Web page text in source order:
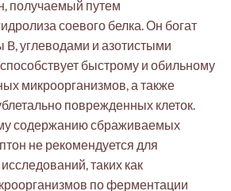
получаемый путем
соевого белка. Он богат
углеводами и азотистыми
быстрому и обильному
микроорганизмов, а также
поврежденных клеток.
содержанию сбраживаемых
не рекомендуется для
таких как
по ферментации